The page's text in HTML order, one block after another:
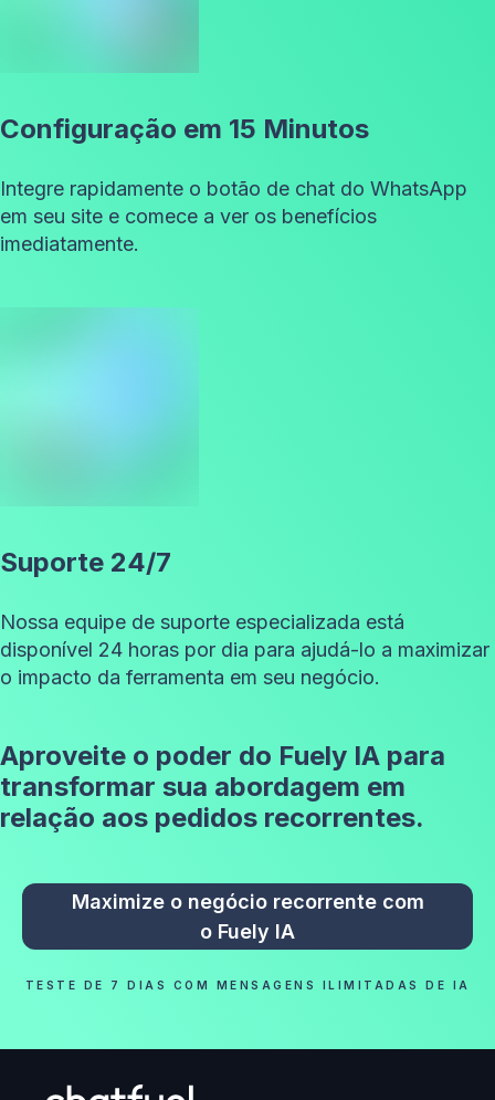
Configuração em 15 Minutos
Integre rapidamente o botão de chat do WhatsApp
em seu site e comece a ver os benefícios
imediatamente.
Suporte 24/7
Nossa equipe de suporte especializada está
disponível 24 horas por dia para ajudá-lo a maximizar
o impacto da ferramenta em seu negócio.
Aproveite o poder do Fuely IA para
transformar sua abordagem em
relação aos pedidos recorrentes.
Maximize o negócio recorrente com
o Fuely IA
TESTE DE 7 DIAS COM MENSAGENS ILIMITADAS DE IA